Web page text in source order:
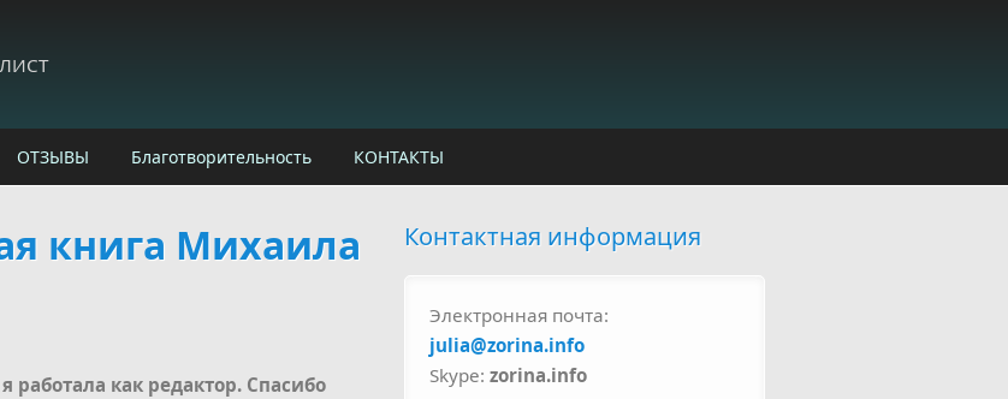
ОТЗЫВЫ Благотворительность КОНТАКТЫ
книга Михаила
работала как редактор. Спасибо
Контактная информация
Электронная почта:
julia@zorina.info
Skype: zorina.info